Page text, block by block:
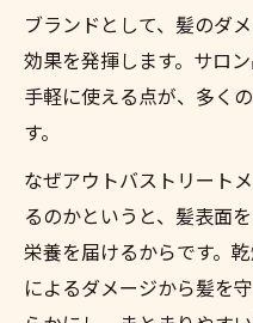
ブランドとして、髪のダ
効果を発揮します。サロ
手軽に使える点が、多く
す。
なぜアウトバストリート
るのかというと、髪表面
栄養を届けるからです。
によるダメージから髪を